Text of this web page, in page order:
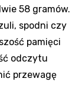
58 gramów.
spodni czy
pamięci
odczytu
przewagę